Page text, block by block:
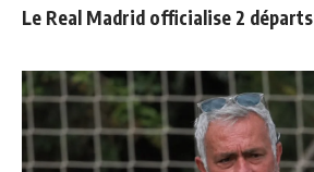
Le Real Madrid officialise 2 départs